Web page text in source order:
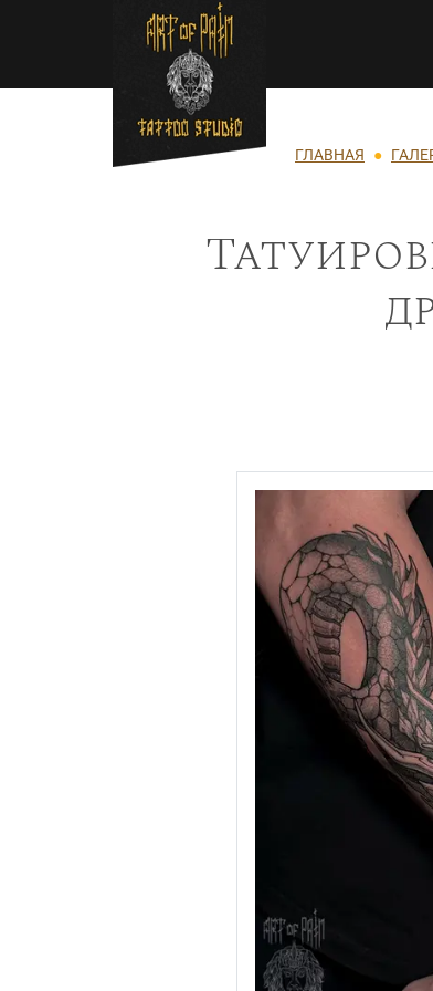
Перейти к основному содержанию
Строка ГЛАВНАЯ